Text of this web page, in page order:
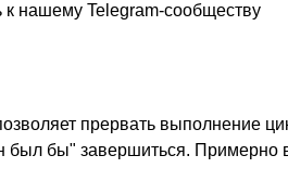
к нашему Telegram-сообществу
прервать выполнение
был бы" завершиться. Примерно